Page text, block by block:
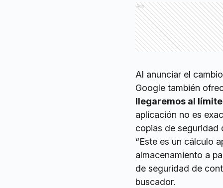
Ads
Al anunciar el
Google también
llegaremos al límite
aplicación no es
copias de
“Este es un cálculo
almacenamiento a
de seguridad de
buscador.